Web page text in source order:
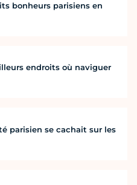
bonheurs parisiens en
endroits où naviguer
parisien se cachait sur les